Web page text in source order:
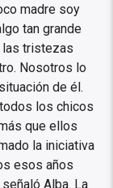
madre soy
tan grande
las tristezas
Nosotros lo
de él.
los chicos
que ellos
la iniciativa
esos años
Alba. La